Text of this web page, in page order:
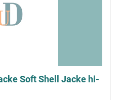
Soft Shell Jacke hi-